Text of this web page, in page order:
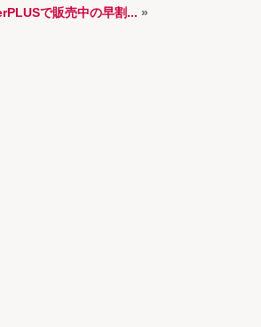
で販売中の早割... »